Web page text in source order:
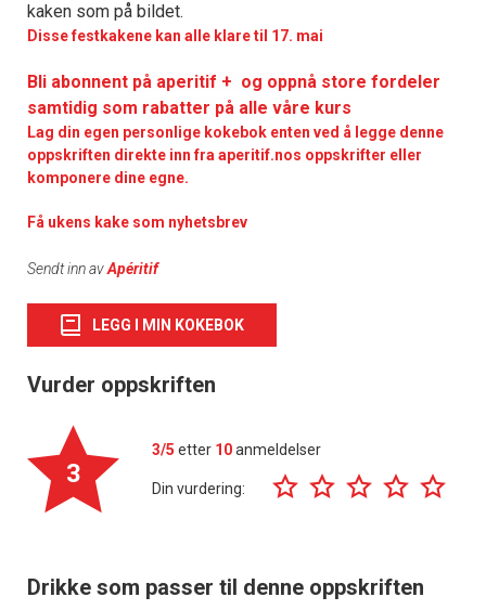
kaken som på bildet.
Disse festkakene kan alle klare til 17. mai
Bli abonnent på aperitif + og oppnå store fordeler
samtidig som rabatter på alle våre kurs
Lag din egen personlige kokebok enten ved å legge denne
oppskriften direkte inn fra aperitif.nos oppskrifter eller
komponere dine egne.
Få ukens kake som nyhetsbrev
Sendt inn avApéritif
LEGG I MIN KOKEBOK
Vurder oppskriften
3
3/5 etter 10anmeldelser
Din vurdering:
Drikke som passer til denne oppskriften